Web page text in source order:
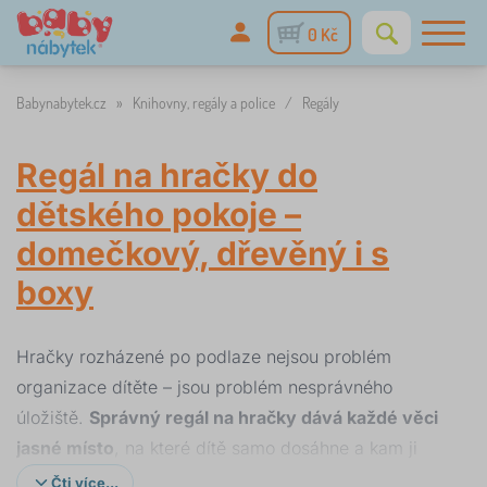
0 Kč
Babynabytek.cz » Knihovny, regály a police / Regály
Regál na hračky do
dětského pokoje –
domečkový, dřevěný i s
boxy
Hračky rozházené po podlaze nejsou problém
organizace dítěte – jsou problém nesprávného
úložiště. Správný regál na hračky dává každé věci
jasné místo , na které dítě samo dosáhne a kam ji
samo vrátí. Výsledek: méně výzev k úklidu, víc
Čti více...